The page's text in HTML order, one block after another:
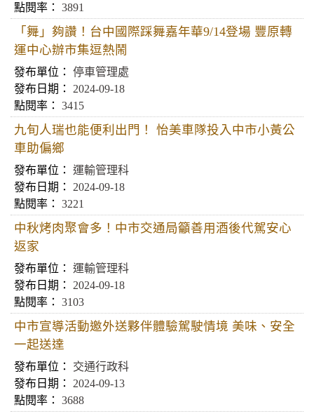
3891
「舞」夠讚！台中國際踩舞嘉年華9/14登場 豐原轉
運中心辦市集逗熱鬧
停車管理處
2024-09-18
3415
九旬人瑞也能便利出門！ 怡美車隊投入中市小黃公
車助偏鄉
運輸管理科
2024-09-18
3221
中秋烤肉聚會多！中市交通局籲善用酒後代駕安心
返家
運輸管理科
2024-09-18
3103
中市宣導活動邀外送夥伴體驗駕駛情境 美味、安全
一起送達
交通行政科
2024-09-13
3688